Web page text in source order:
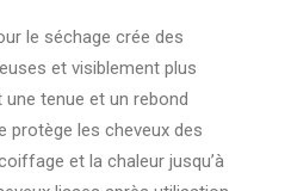
le séchage crée des
et visiblement plus
tenue et un rebond
protège les cheveux des
et la chaleur jusqu’à